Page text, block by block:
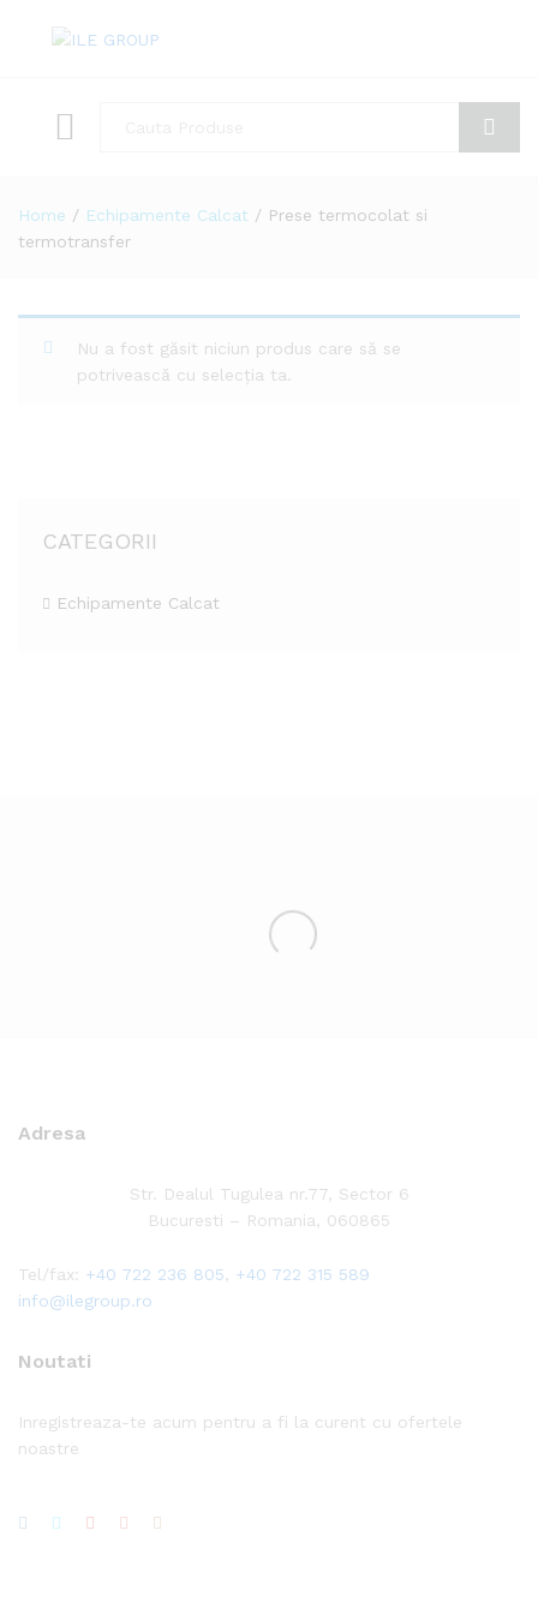
Home / Echipamente Calcat / Prese termocolat si
termotransfer
Nu a fost găsit niciun produs care să se
potrivească cu selecția ta.
CATEGORII
Echipamente Calcat
Adresa
Str. Dealul Tugulea nr.77, Sector 6
Bucuresti – Romania, 060865
Tel/fax: +40 722 236 805, +40 722 315 589
info@ilegroup.ro
Noutati
Inregistreaza-te acum pentru a fi la curent cu ofertele
noastre